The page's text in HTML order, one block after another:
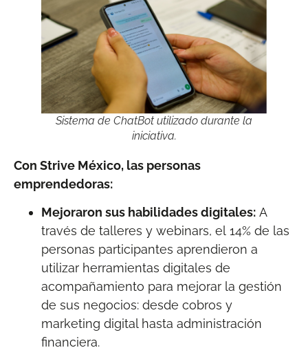
Sistema de ChatBot utilizado durante la
iniciativa.
Con Strive México, las personas
emprendedoras:
Mejoraron sus habilidades digitales: A
través de talleres y webinars, el 14% de las
personas participantes aprendieron a
utilizar herramientas digitales de
acompañamiento para mejorar la gestión
de sus negocios: desde cobros y
marketing digital hasta administración
financiera.